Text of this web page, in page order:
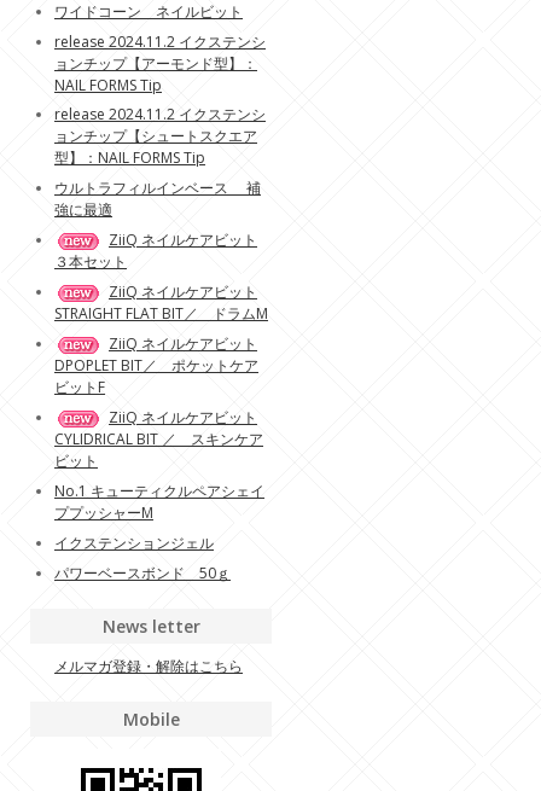
ワイドコーン ネイルビット
release 2024.11.2 イクステンシ
ョンチップ【アーモンド型】：
NAIL FORMS Tip
release 2024.11.2 イクステンシ
ョンチップ【シュートスクエア
型】：NAIL FORMS Tip
ウルトラフィルインベース 補
強に最適
ZiiQ ネイルケアビット
３本セット
ZiiQ ネイルケアビット
STRAIGHT FLAT BIT／ ドラムM
ZiiQ ネイルケアビット
DPOPLET BIT／ ポケットケア
ビットF
ZiiQ ネイルケアビット
CYLIDRICAL BIT ／ スキンケア
ビット
No.1 キューティクルペアシェイ
ププッシャーM
イクステンションジェル
パワーベースボンド 50ｇ
News letter
メルマガ登録・解除はこちら
Mobile